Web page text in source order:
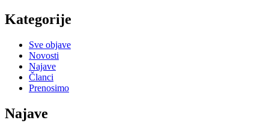
Kategorije
Sve objave
Novosti
Najave
Članci
Prenosimo
Najave